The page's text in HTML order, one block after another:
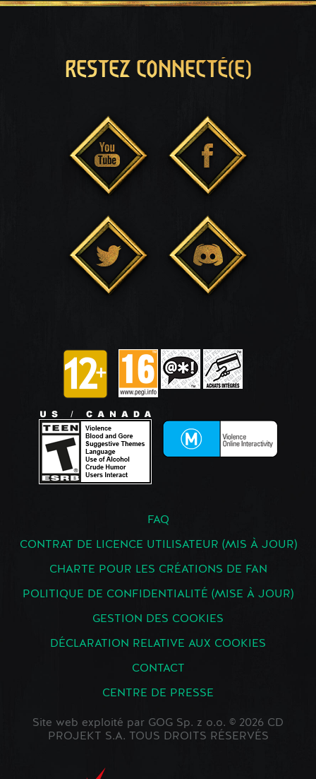
RESTEZ CONNECTÉ(E)
FAQ
CONTRAT DE LICENCE UTILISATEUR (MIS À JOUR)
CHARTE POUR LES CRÉATIONS DE FAN
POLITIQUE DE CONFIDENTIALITÉ (MISE À JOUR)
GESTION DES COOKIES
DÉCLARATION RELATIVE AUX COOKIES
CONTACT
CENTRE DE PRESSE
Site web exploité par GOG Sp. z o.o. © 2026 CD
PROJEKT S.A. TOUS DROITS RÉSERVÉS